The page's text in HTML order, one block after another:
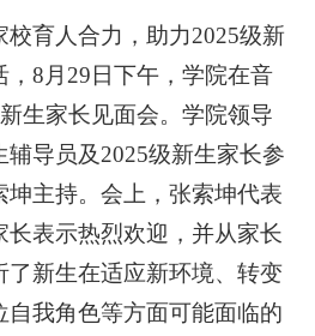
校育人合力，助力2025级新
，8月29日下午，学院在音
生家长见面会。学院领导
导员及2025级新生家长参
坤主持。会上，张索坤代表
长表示热烈欢迎，并从家长
了新生在适应新环境、转变
自我角色等方面可能面临的